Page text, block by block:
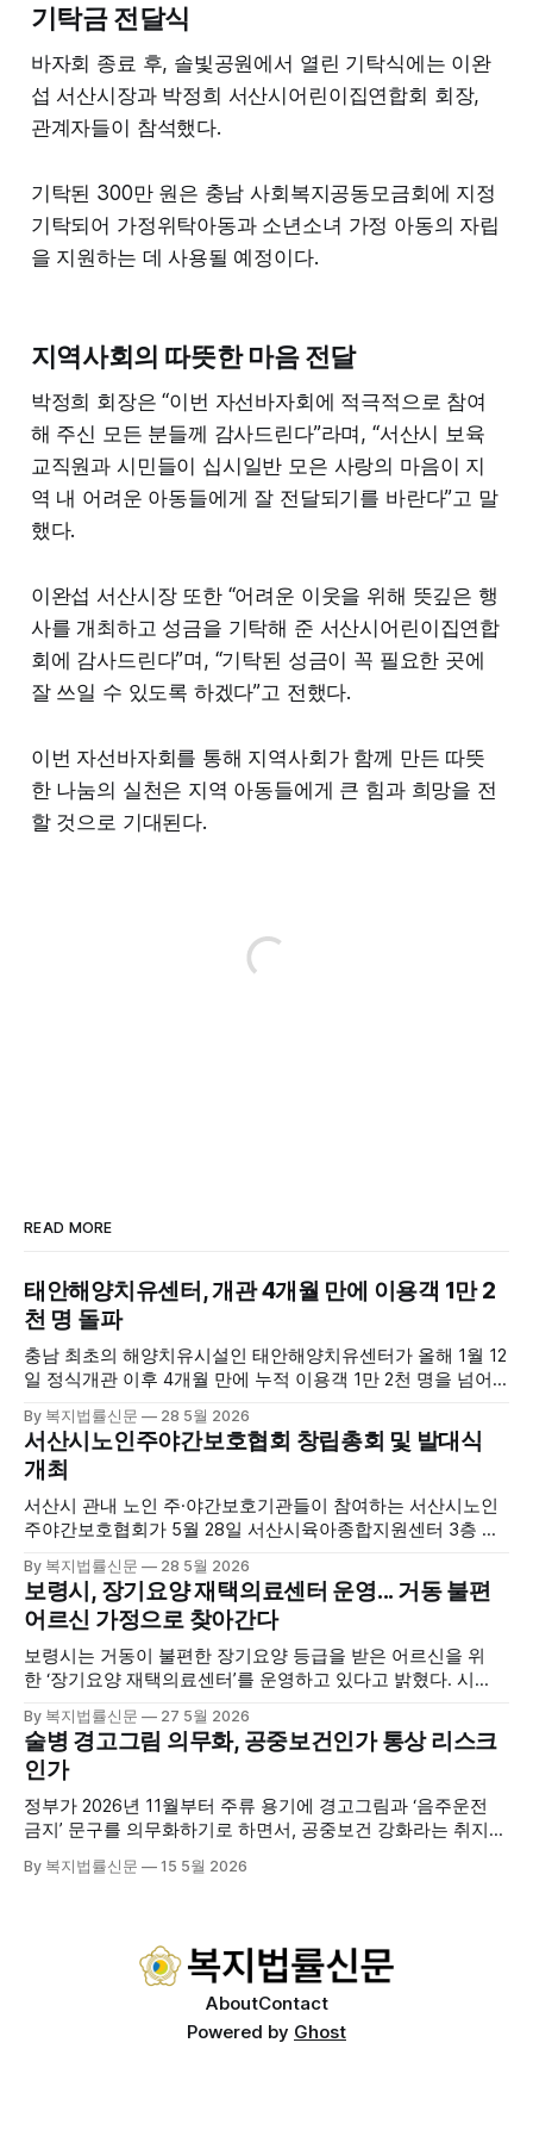
기탁금 전달식
바자회 종료 후, 솔빛공원에서 열린 기탁식에는 이완
섭 서산시장과 박정희 서산시어린이집연합회 회장,
관계자들이 참석했다.
기탁된 300만 원은 충남 사회복지공동모금회에 지정
기탁되어 가정위탁아동과 소년소녀 가정 아동의 자립
을 지원하는 데 사용될 예정이다.
지역사회의 따뜻한 마음 전달
박정희 회장은 “이번 자선바자회에 적극적으로 참여
해 주신 모든 분들께 감사드린다”라며, “서산시 보육
교직원과 시민들이 십시일반 모은 사랑의 마음이 지
역 내 어려운 아동들에게 잘 전달되기를 바란다”고 말
했다.
이완섭 서산시장 또한 “어려운 이웃을 위해 뜻깊은 행
사를 개최하고 성금을 기탁해 준 서산시어린이집연합
회에 감사드린다”며, “기탁된 성금이 꼭 필요한 곳에
잘 쓰일 수 있도록 하겠다”고 전했다.
이번 자선바자회를 통해 지역사회가 함께 만든 따뜻
한 나눔의 실천은 지역 아동들에게 큰 힘과 희망을 전
할 것으로 기대된다.
READ MORE
태안해양치유센터, 개관 4개월 만에 이용객 1만 2
천 명 돌파
충남 최초의 해양치유시설인 태안해양치유센터가 올해 1월 12
일 정식개관 이후 4개월 만에 누적 이용객 1만 2천 명을 넘어
양자원을 활용한 맞춤형 프로그램과 차별화된 웰니스 콘텐츠
를 선보이며 관광객과 군민의 발길을 끌고 있다. 센터는 염지
하수, 피트 등 태안의 청정 해양자원을 활용해 몸과 마음의 회
복을 돕는 다양한 프로그램을 운영하고
By 복지법률신문 28 5월 2026
서산시노인주야간보호협회 창립총회 및 발대식
개최
서산시 관내 노인 주·야간보호기관들이 참여하는 서산시노인
주야간보호협회가 5월 28일 서산시육아종합지원센터 3층 공
행사에는 서산시 관내 주·야간보호기관 관계자와 종사자, 유관
기관 내빈 등 약 100여명이 참석했으며, 서산시청 관계자, 서
산시노인복지시설협회, 서산시재가복지협회, 서산시사회복지
사협회 등 지역 노인복지 관련 기관 관계자들이 함께해 협회
출범을 축하했다. 서산시노인주야간보호협회는 서산시 소재
By 복지법률신문 28 5월 2026
보령시, 장기요양 재택의료센터 운영... 거동 불편
어르신 가정으로 찾아간다
보령시는 거동이 불편한 장기요양 등급을 받은 어르신을 위
한 ‘장기요양 재택의료센터’를 운영하고 있다고 밝혔다. 시
고 본격적인 서비스 제공에 나서고 있다. 재택의료센터
는 (한)의사가 거동 불편으로 의료기관 이용이 어렵다고 판단
한 장기요양 등급자를 대상으로, (한)의사·간호사·사회복지사
로 구성된 다학제 팀이 직접 가정을 방문해 건강관리서비스
를 제공하는
By 복지법률신문 27 5월 2026
술병 경고그림 의무화, 공중보건인가 통상 리스크
인가
정부가 2026년 11월부터 주류 용기에 경고그림과 ‘음주운전
금지’ 문구를 의무화하기로 하면서, 공중보건 강화라는 취지와
도는 국제 통상 규범, 영세업체 부담, 소비자 선택권 등 다양한
By 복지법률신문 15 5월 2026
AboutContact
Powered by Ghost